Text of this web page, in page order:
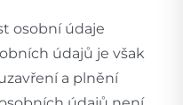
osobní údaje
údajů je však
a plnění